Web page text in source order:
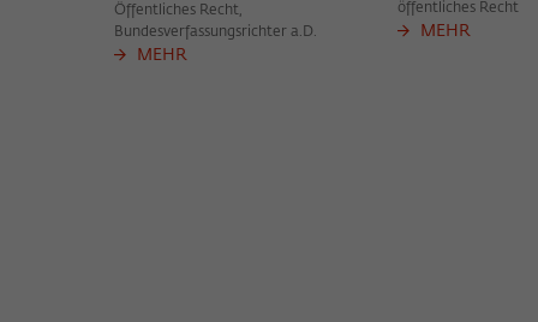
Öffentliches Recht,
Bundesverfassungsrichter a.D.
MEHR
öffentliches Recht
MEHR